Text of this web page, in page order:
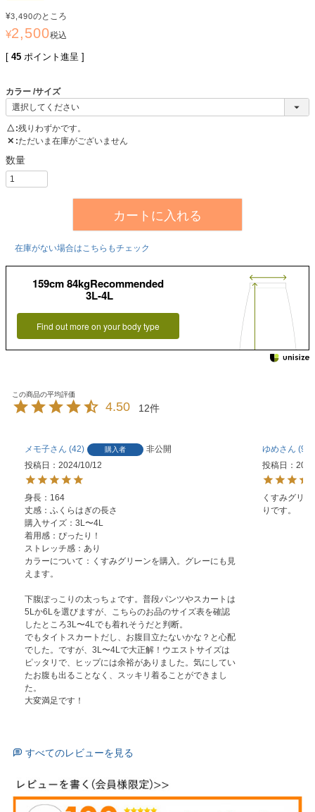
¥3,490のところ
¥2,500税込
[ 45 ポイント進呈 ]
カラー サイズ
△ 残りわずかです。
✕ ただいま在庫がございません
カートに入れる
在庫がない場合はこちらもチェック
159cm 84kgRecommended
3L-4L
Find out more on your body type
4.50 12
メモ子 42 購入者
非公開
投稿日
2024/10/12
身長：164
丈感：ふくらはぎの長さ
購入サイズ：3L〜4L
着用感：ぴったり！
ストレッチ感：あり
カラーについて：くすみグリーンを購入。グレーにも見
えます。
下腹ぽっこりの太っちょです。普段パンツやスカートは
5Lか6Lを選びますが、こちらのお品のサイズ表を確認
したところ3L〜4Lでも着れそうだと判断。
でもタイトスカートだし、お腹目立たないかな？と心配
でした。ですが、3L〜4Lで大正解！ウエストサイズは
ピッタリで、ヒップには余裕がありました。気にしてい
たお腹も出ることなく、スッキリ着ることができまし
た。
大変満足です！
ゆめ
96
投稿日
くすみグリ
りです。
すべてのレビューを見る